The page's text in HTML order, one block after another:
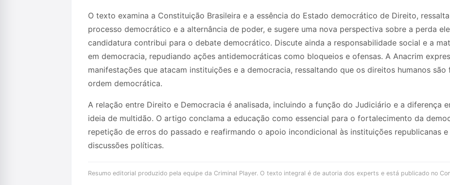
O texto examina a Constituição Brasileira e a essência do Estado democrático de Direito,
processo democrático e a alternância de poder, e sugere uma nova perspectiva sobre a perda
candidatura contribui para o debate democrático. Discute ainda a responsabilidade social e a
em democracia, repudiando ações antidemocráticas como bloqueios e ofensas. A Anacrim
manifestações que atacam instituições e a democracia, ressaltando que os direitos humanos
ordem democrática.
A relação entre Direito e Democracia é analisada, incluindo a função do Judiciário e a diferença
ideia de multidão. O artigo conclama a educação como essencial para o fortalecimento da
repetição de erros do passado e reafirmando o apoio incondicional às instituições republicanas
discussões políticas.
Resumo editorial produzido pela equipe da Criminal Player. O texto integral é de autoria dos experts e está publicado no